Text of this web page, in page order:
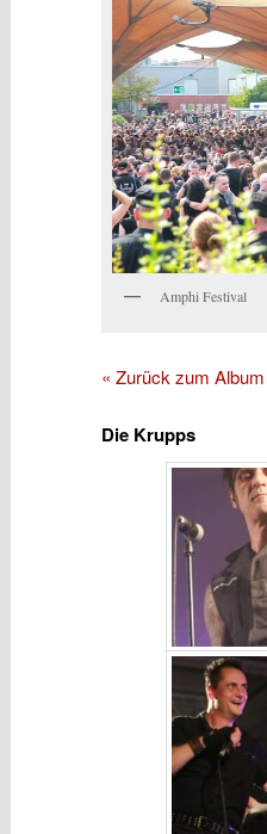
Amphi Festival
« Zurück zum Album
Die Krupps